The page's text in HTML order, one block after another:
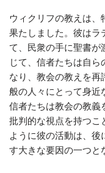
ウィクリフの教えは、
果たしました。彼はラ
て、民衆の手に聖書が
じて、信者たちは自
なり、教会の教えを再
般の人々にとって身近
信者たちは教会の教義
批判的な視点を持つこ
ように彼の活動は、後
す大きな要因の一つと